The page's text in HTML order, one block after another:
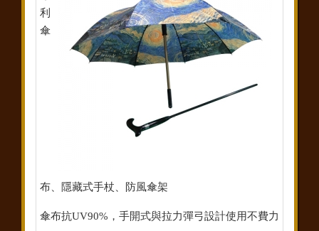
利
傘
布、隱藏式手杖、防風傘架
傘布抗UV90%，手開式與拉力彈弓設計使用不費力